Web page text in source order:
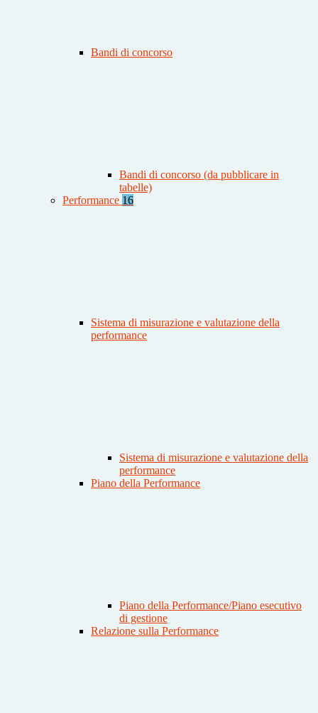
Bandi di concorso
Bandi di concorso (da pubblicare in
tabelle)
Performance 16
Sistema di misurazione e valutazione della
performance
Sistema di misurazione e valutazione della
performance
Piano della Performance
Piano della Performance/Piano esecutivo
di gestione
Relazione sulla Performance